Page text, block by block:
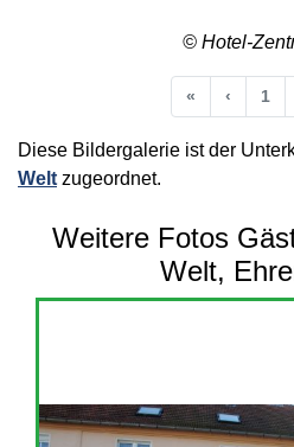
© Hotel-
« Anfang
‹ 1
Diese Bildergalerie ist der
Welt zugeordnet.
Weitere Fotos
Welt,